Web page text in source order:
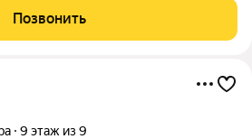
районе Брянска, в 5 минутах
Позвонить
9 этаж из 9